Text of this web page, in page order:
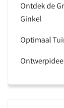
Ontdek de
Ginkel
Optimaal